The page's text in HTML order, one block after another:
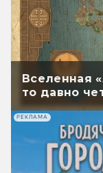
Вселенная
то давно
РЕКЛАМА